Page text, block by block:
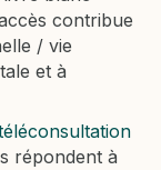
contribue
/ vie
et à
répondent à